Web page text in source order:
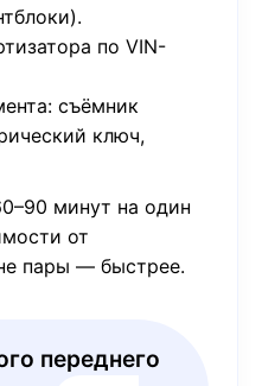
по VIN-
съёмник
ключ,
минут на один
от
пары — быстрее.
переднего